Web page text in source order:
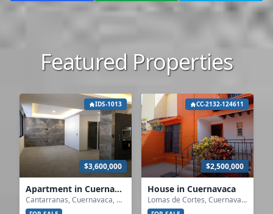
Featured Properties
IDS-1013
$3,600,000
Apartment in Cuernavaca
Cantarranas, Cuernavaca, Morelos
CC-2132-124611
$2,500,000
House in Cuernavaca
Lomas de Cortes, Cuernavaca, Morelos